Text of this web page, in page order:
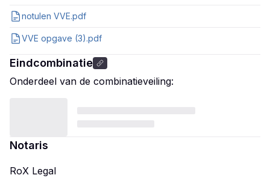
notulen VVE.pdf
VVE opgave (3).pdf
Eindcombinatie
Onderdeel van de combinatieveiling:
Notaris
RoX Legal